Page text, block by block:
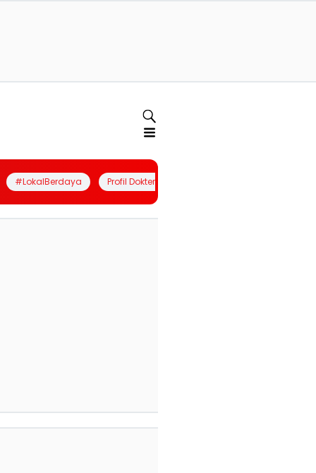
#LokalBerdaya Profil Dokter